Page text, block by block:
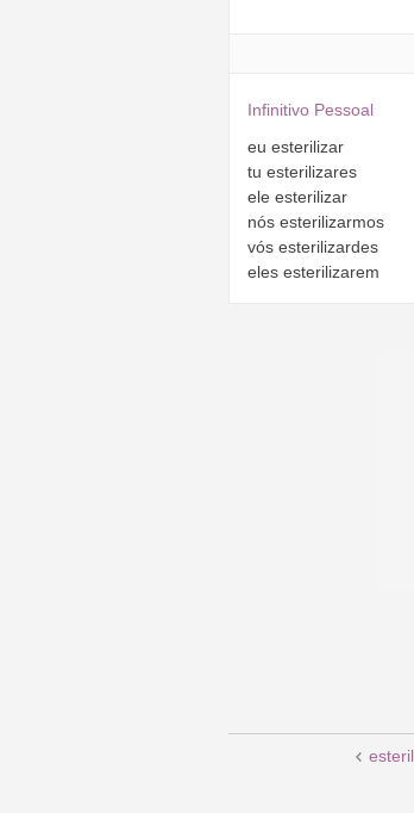
Infinitivo Pessoal
eu esterilizar
tu esterilizares
ele esterilizar
nós esterilizarmos
vós esterilizardes
eles esterilizarem